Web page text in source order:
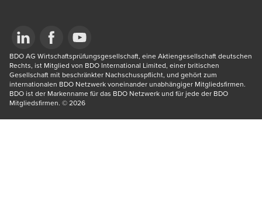
Opens in a new window/tab
Opens in a new window/tab
Opens in a new window/tab
BDO AG Wirtschaftsprüfungsgesellschaft, eine Aktiengesellschaft deutschen
Rechts, ist Mitglied von BDO International Limited, einer britischen
Gesellschaft mit beschränkter Nachschusspflicht, und gehört zum
internationalen BDO Netzwerk voneinander unabhängiger Mitgliedsfirmen.
BDO ist der Markenname für das BDO Netzwerk und für jede der BDO
Mitgliedsfirmen.​ © 2026